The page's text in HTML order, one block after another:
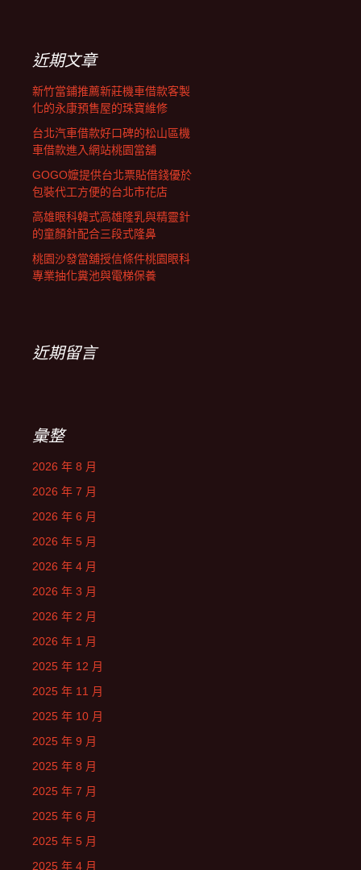
近期文章
新竹當鋪推薦新莊機車借款客製
化的永康預售屋的珠寶維修
台北汽車借款好口碑的松山區機
車借款進入網站桃園當舖
GOGO嬤提供台北票貼借錢優於
包裝代工方便的台北市花店
高雄眼科韓式高雄隆乳與精靈針
的童顏針配合三段式隆鼻
桃園沙發當舖授信條件桃園眼科
專業抽化糞池與電梯保養
近期留言
彙整
2026 年 8 月
2026 年 7 月
2026 年 6 月
2026 年 5 月
2026 年 4 月
2026 年 3 月
2026 年 2 月
2026 年 1 月
2025 年 12 月
2025 年 11 月
2025 年 10 月
2025 年 9 月
2025 年 8 月
2025 年 7 月
2025 年 6 月
2025 年 5 月
2025 年 4 月